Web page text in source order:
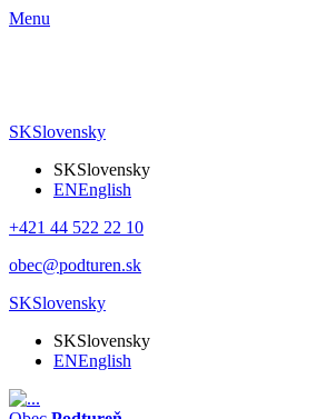
Menu
SKSlovensky
SKSlovensky
ENEnglish
+421 44 522 22 10
obec@podturen.sk
SKSlovensky
SKSlovensky
ENEnglish